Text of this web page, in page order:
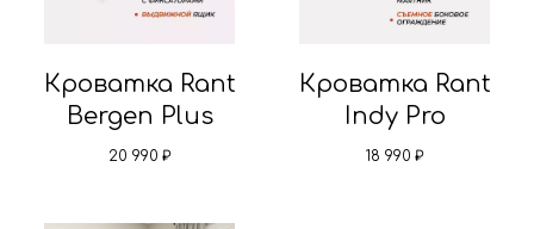
Кроватка Rant
Bergen Plus
20 990 ₽
Кроватка Rant
Indy Pro
18 990 ₽